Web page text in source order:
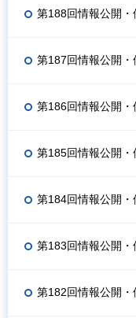
第188回情報公開
第187回情報公開
第186回情報公開
第185回情報公開
第184回情報公開
第183回情報公開
第182回情報公開